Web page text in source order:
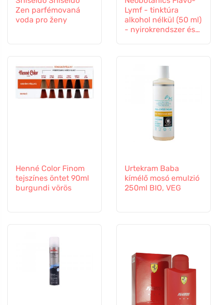
Zen parfémovaná
voda pro ženy
Lymf - tinktúra
alkohol nélkül (50 ml)
- nyirokrendszer és
Henné Color Finom
tejszínes öntet 90ml
burgundi vörös
Urtekram Baba
kímélő mosó emulzió
250ml BIO, VEG